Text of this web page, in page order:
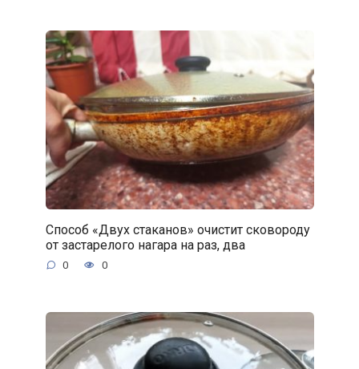
Способ «Двух стаканов» очистит сковороду
от застарелого нагара на раз, два
0 0